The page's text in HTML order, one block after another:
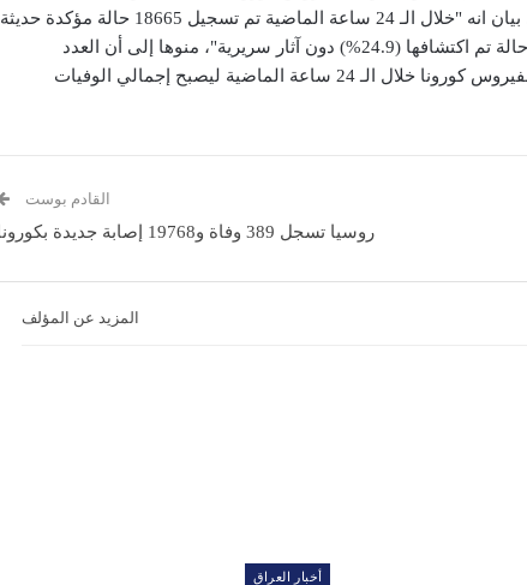
24 ساعة الماضية. وقال مقر مكافحة فيروس كورونا في روسيا، في بيان انه "خلال الـ 24 ساعة الماضية تم تسجيل 18665 حالة مؤكدة حديثة
للإصابة بفيروس كورونا المستجد في 85 منطقة، بما في ذلك 4640 حالة تم اكتشافها (24.9%) دون آثار سريرية"، منوها إلى أن العدد
الإجمالي للحالات ارتفع لـ1636781". وأضاف: "أكدنا 245 حالة وفاة بفيروس كورونا خلال الـ 24 ساعة الماضية ليصبح إجمالي الوفيات
القادم بوست
روسيا تسجل 389 وفاة و19768 إصابة جديدة بكورونا
المزيد عن المؤلف
أخبار العراق